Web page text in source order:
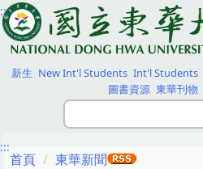
跳
到
主
要
內
:::
新生 New Int'l Students Int'l Students
圖書資源 東華刊物
:::
首頁 東華新聞